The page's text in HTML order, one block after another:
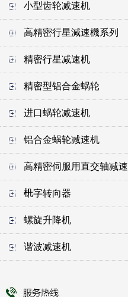
小型齿轮减速机
高精密行星減速機系列
精密行星减速机
精密型铝合金蜗轮
进口蜗轮减速机
铝合金蜗轮减速机
高精密伺服用直交轴减速
机
十字转向器
螺旋升降机
谐波减速机